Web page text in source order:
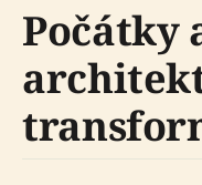
Počátky